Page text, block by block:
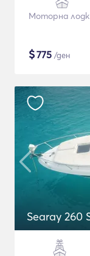
Моторна
$775 /ден
Searay 260